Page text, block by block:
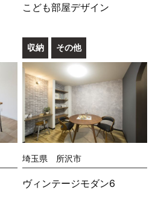
こども部屋デザイン
収納 その他
埼玉県 所沢市
ヴィンテージモダン6